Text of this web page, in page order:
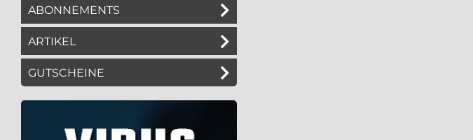
ABONNEMENTS
ARTIKEL
GUTSCHEINE